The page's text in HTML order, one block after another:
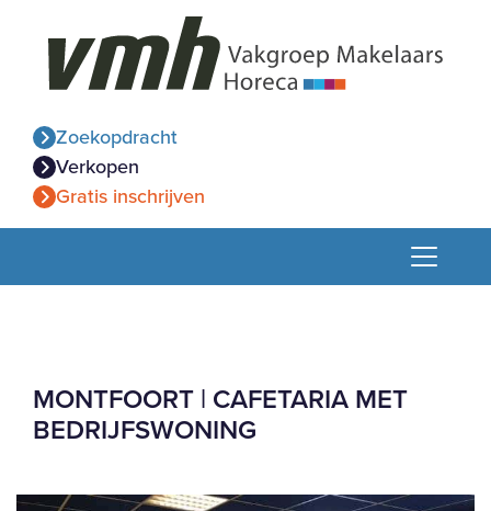
Zoekopdracht
Verkopen
Gratis inschrijven
MONTFOORT | CAFETARIA MET
BEDRIJFSWONING